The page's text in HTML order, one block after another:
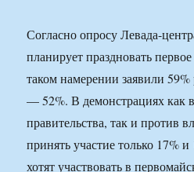
Согласно опросу Левада-
планирует праздновать
таком намерении заявили
— 52%. В демонстрациях как
правительства, так и против
принять участие только 17%
хотят участвовать в